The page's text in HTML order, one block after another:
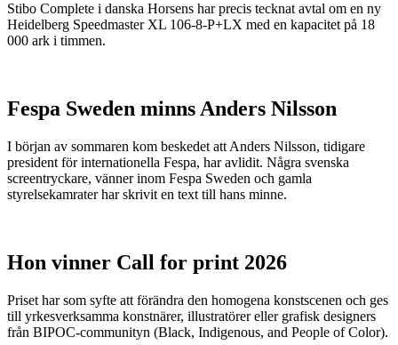
Stibo Complete i danska Horsens har precis tecknat avtal om en ny
Heidelberg Speedmaster XL 106-8-P+LX med en kapacitet på 18
000 ark i timmen.
Fespa Sweden minns Anders Nilsson
I början av sommaren kom beskedet att Anders Nilsson, tidigare
president för internationella Fespa, har avlidit. Några svenska
screentryckare, vänner inom Fespa Sweden och gamla
styrelsekamrater har skrivit en text till hans minne.
Hon vinner Call for print 2026
Priset har som syfte att förändra den homogena konstscenen och ges
till yrkesverksamma konstnärer, illustratörer eller grafisk designers
från BIPOC-communityn (Black, Indigenous, and People of Color).